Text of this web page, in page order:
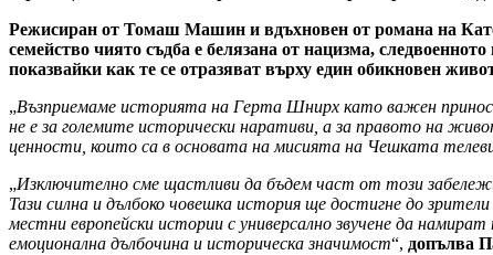
Режисиран от Томаш Машин и вдъхновен от романа на
семейство чиято съдба е белязана от нацизма,
показвайки как те се отразяват върху един обикновен
„Възприемаме историята на Герта Шнирх като важен
не е за големите исторически наративи, а за правото на
ценности, които са в основата на мисията на Чешката
„Изключително сме щастливи да бъдем част от този
Тази силна и дълбоко човешка история ще достигне до
местни европейски истории с универсално звучене да
емоционална дълбочина и историческа значимост“, допълва